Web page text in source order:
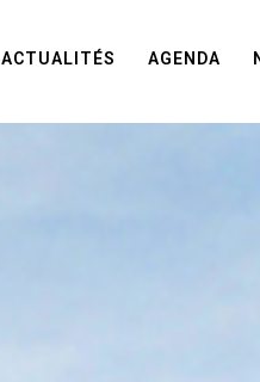
ACTUALITÉS AGENDA